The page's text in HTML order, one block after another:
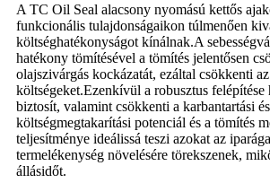
A TC Oil Seal alacsony nyomású kettős
funkcionális tulajdonságaikon túlmenően
költséghatékonyságot kínálnak.A
hatékony tömítésével a tömítés jelentősen
olajszivárgás kockázatát, ezáltal csökkenti
költségeket.Ezenkívül a robusztus felépítése
biztosít, valamint csökkenti a karbantartási
költségmegtakarítási potenciál és a tömítés
teljesítménye ideálissá teszi azokat az
termelékenység növelésére törekszenek,
állásidőt.